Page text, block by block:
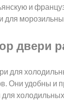
и
для
двери
для
Они удобны и